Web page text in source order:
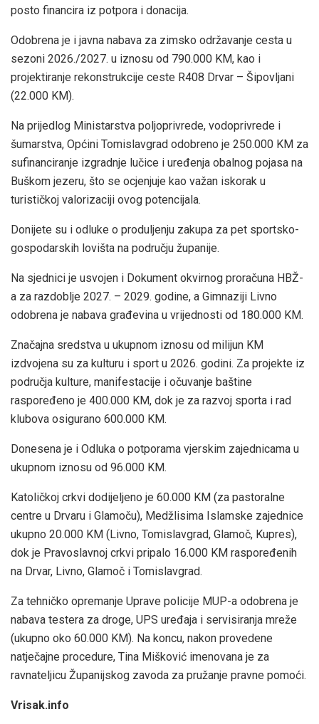
posto financira iz potpora i donacija.
Odobrena je i javna nabava za zimsko održavanje cesta u
sezoni 2026./2027. u iznosu od 790.000 KM, kao i
projektiranje rekonstrukcije ceste R408 Drvar – Šipovljani
(22.000 KM).
Na prijedlog Ministarstva poljoprivrede, vodoprivrede i
šumarstva, Općini Tomislavgrad odobreno je 250.000 KM za
sufinanciranje izgradnje lučice i uređenja obalnog pojasa na
Buškom jezeru, što se ocjenjuje kao važan iskorak u
turističkoj valorizaciji ovog potencijala.
Donijete su i odluke o produljenju zakupa za pet sportsko-
gospodarskih lovišta na području županije.
Na sjednici je usvojen i Dokument okvirnog proračuna HBŽ-
a za razdoblje 2027. – 2029. godine, a Gimnaziji Livno
odobrena je nabava građevina u vrijednosti od 180.000 KM.
Značajna sredstva u ukupnom iznosu od milijun KM
izdvojena su za kulturu i sport u 2026. godini. Za projekte iz
područja kulture, manifestacije i očuvanje baštine
raspoređeno je 400.000 KM, dok je za razvoj sporta i rad
klubova osigurano 600.000 KM.
Donesena je i Odluka o potporama vjerskim zajednicama u
ukupnom iznosu od 96.000 KM.
Katoličkoj crkvi dodijeljeno je 60.000 KM (za pastoralne
centre u Drvaru i Glamoču), Medžlisima Islamske zajednice
ukupno 20.000 KM (Livno, Tomislavgrad, Glamoč, Kupres),
dok je Pravoslavnoj crkvi pripalo 16.000 KM raspoređenih
na Drvar, Livno, Glamoč i Tomislavgrad.
Za tehničko opremanje Uprave policije MUP-a odobrena je
nabava testera za droge, UPS uređaja i servisiranja mreže
(ukupno oko 60.000 KM). Na koncu, nakon provedene
natječajne procedure, Tina Mišković imenovana je za
ravnateljicu Županijskog zavoda za pružanje pravne pomoći.
Vrisak.info